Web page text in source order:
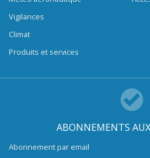
Vigilances
Climat
Produits et services
ABONNEMENTS
Abonnement par email